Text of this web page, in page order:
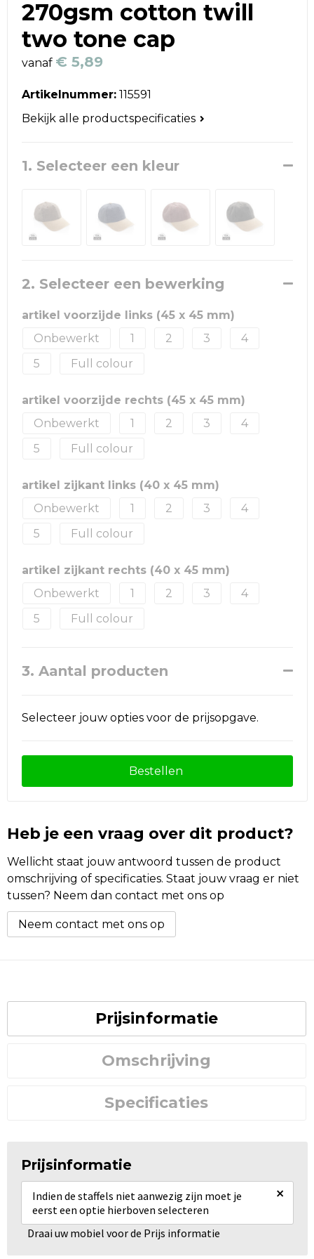
Schoudertassen
Accessoires voor tassen
Jute tassen
Strandtassen
Waterbestendige tassen
Goodiebags
270gsm cotton twill
two tone cap
vanaf € 5,89
Artikelnummer: 115591
Bekijk alle productspecificaties
1. Selecteer een kleur
2. Selecteer een bewerking
artikel voorzijde links (45 x 45 mm)
Onbewerkt
1 2 3
4
5
Full colour
artikel voorzijde rechts (45 x 45 mm)
Onbewerkt
1 2 3
4
5
Full colour
artikel zijkant links (40 x 45 mm)
Onbewerkt
1 2 3
4
5
Full colour
artikel zijkant rechts (40 x 45 mm)
Onbewerkt
1 2 3
4
5
Full colour
3. Aantal producten
Selecteer jouw opties voor de prijsopgave.
Bestellen
Heb je een vraag over dit product?
Wellicht staat jouw antwoord tussen de product
omschrijving of specificaties. Staat jouw vraag er niet
tussen? Neem dan contact met ons op
Neem contact met ons op
Prijsinformatie
Omschrijving
Specificaties
Prijsinformatie
Indien de staffels niet aanwezig zijn moet je
eerst een optie hierboven selecteren
×
Draai uw mobiel voor de Prijs informatie